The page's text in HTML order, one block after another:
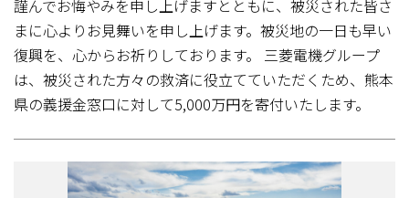
謹んでお悔やみを申し上げますとともに、被災された皆さ
まに心よりお見舞いを申し上げます。被災地の一日も早い
復興を、心からお祈りしております。 三菱電機グループ
は、被災された方々の救済に役立てていただくため、熊本
県の義援金窓口に対して5,000万円を寄付いたします。